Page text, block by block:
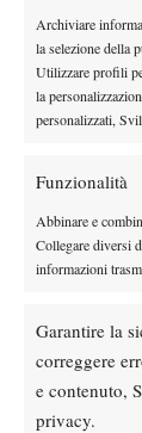
Archiviare
la selezione della
Utilizzare profili
la
personalizzati,
Funzionalità
Abbinare e
Collegare diversi
informazioni
Garantire la
correggere
e contenuto,
privacy.
voglio
guardare
godermi
perché voglio
massimo.
trovare